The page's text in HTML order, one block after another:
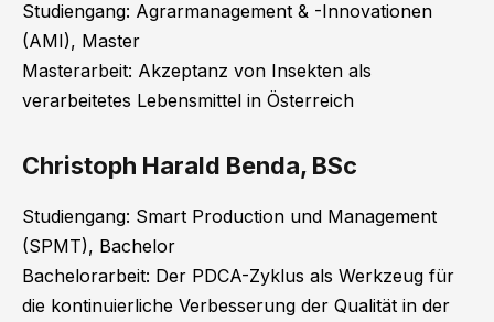
Studiengang: Agrarmanagement & -Innovationen
(AMI), Master
Masterarbeit: Akzeptanz von Insekten als
verarbeitetes Lebensmittel in Österreich
Christoph Harald Benda, BSc
Studiengang: Smart Production und Management
(SPMT), Bachelor
Bachelorarbeit: Der PDCA-Zyklus als Werkzeug für
die kontinuierliche Verbesserung der Qualität in der